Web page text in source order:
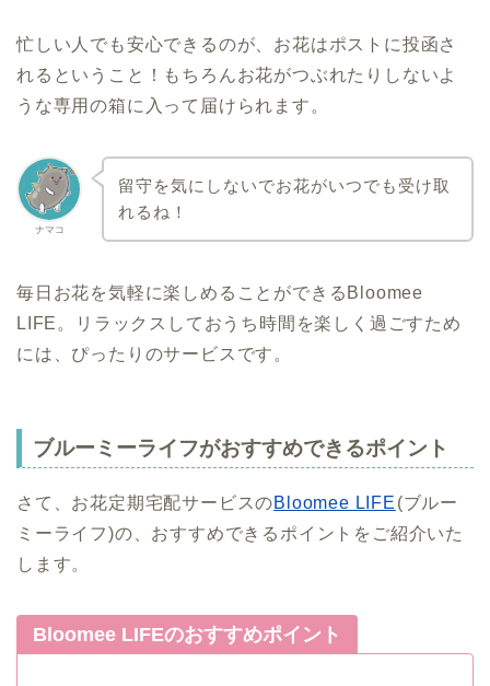
忙しい人でも安心できるのが、お花はポストに投函さ
れるということ！もちろんお花がつぶれたりしないよ
うな専用の箱に入って届けられます。
ナマコ
留守を気にしないでお花がいつでも受け取
れるね！
毎日お花を気軽に楽しめることができるBloomee
LIFE。リラックスしておうち時間を楽しく過ごすため
には、ぴったりのサービスです。
ブルーミーライフがおすすめできるポイント
さて、お花定期宅配サービスのBloomee LIFE (ブルー
ミーライフ)の、おすすめできるポイントをご紹介いた
します。
Bloomee LIFEのおすすめポイント